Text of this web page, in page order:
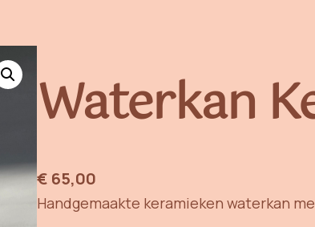
Waterkan
€ 65,00
Handgemaakte keramieken waterkan